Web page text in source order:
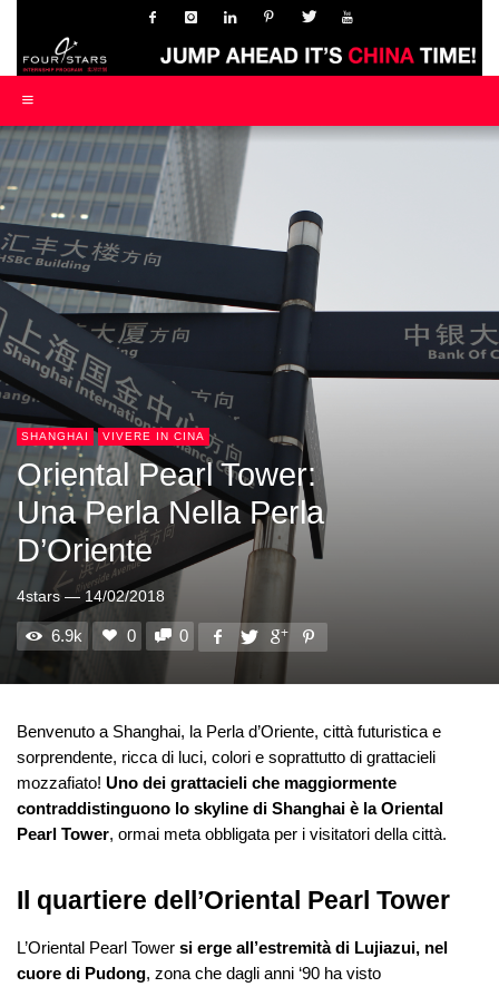
SHANGHAI VIVERE IN CINA
Oriental Pearl Tower:
Una Perla Nella Perla
D’Oriente
4stars — 14/02/2018
6.9k 0 0
Benvenuto a Shanghai, la Perla d’Oriente, città futuristica e
sorprendente, ricca di luci, colori e soprattutto di grattacieli
mozzafiato! Uno dei grattacieli che maggiormente
contraddistinguono lo skyline di Shanghai è la Oriental
Pearl Tower, ormai meta obbligata per i visitatori della città.
Il quartiere dell’Oriental Pearl Tower
L’Oriental Pearl Tower si erge all’estremità di Lujiazui, nel
cuore di Pudong, zona che dagli anni ‘90 ha visto